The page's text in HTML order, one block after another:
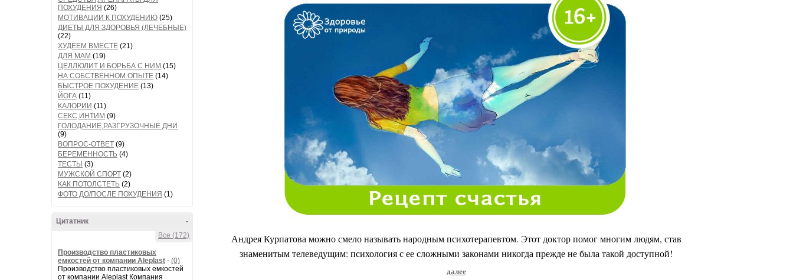
ПОХУДЕНИЯ (26)
МОТИВАЦИИ К ПОХУДЕНИЮ (25)
ДИЕТЫ ДЛЯ ЗДОРОВЬЯ (ЛЕЧЕБНЫЕ)
(22)
ХУДЕЕМ ВМЕСТЕ (21)
ДЛЯ МАМ (19)
ЦЕЛЛЮЛИТ И БОРЬБА С НИМ (15)
НА СОБСТВЕННОМ ОПЫТЕ (14)
БЫСТРОЕ ПОХУДЕНИЕ (13)
ЙОГА (11)
КАЛОРИИ (11)
СЕКС,ИНТИМ (9)
ГОЛОДАНИЕ,РАЗГРУЗОЧНЫЕ ДНИ
(9)
ВОПРОС-ОТВЕТ (9)
БЕРЕМЕННОСТЬ (4)
ТЕСТЫ (3)
МУЖСКОЙ СПОРТ (2)
КАК ПОТОЛСТЕТЬ (2)
ФОТО ДО/ПОСЛЕ ПОХУДЕНИЯ (1)
-
Цитатник
Все (172)
Производство пластиковых
емкостей от компании Aleplast - (0)
Производство пластиковых емкостей
от компании Aleplast Компания
Андрея Курпатова можно смело называть народным психотерапевтом. Этот доктор помог многим людям, став
знаменитым телеведущим: психология с ее сложными законами никогда прежде не была такой доступной!
далее